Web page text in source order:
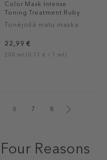
Color Mask Intense
Toning Treatment Ruby
Red
Tonējošā matu maska
22,99 €
200 ml (0,11 € / 1 ml)
6 7 8
Reasons